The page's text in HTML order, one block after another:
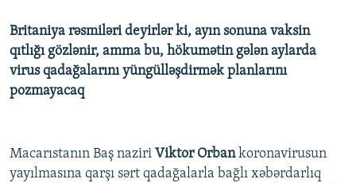
XƏBƏR BÜLLETENLƏRIMIZ
Britaniya rəsmiləri deyirlər ki, ayın sonuna vaksin
qıtlığı gözlənir, amma bu, hökumətin gələn aylarda
virus qadağalarını yüngülləşdirmək planlarını
pozmayacaq
Macarıstanın Baş naziri Viktor Orbankoronavirusun
yayılmasına qarşı sərt qadağalarla bağlı xəbərdarlıq